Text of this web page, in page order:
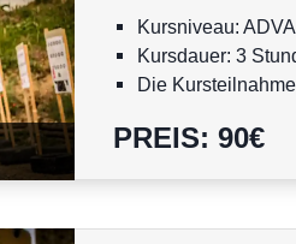
Kursniveau:
Kursdauer: 3
Die
PREIS: 90€